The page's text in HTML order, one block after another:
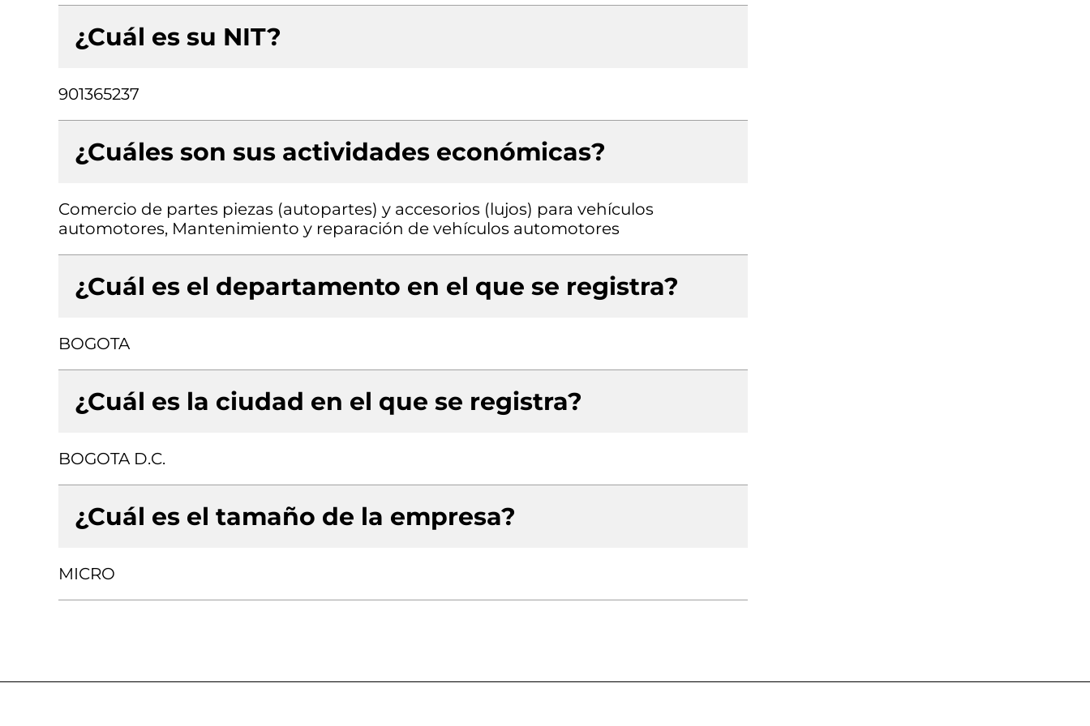
¿Cuál es su NIT?
901365237
¿Cuáles son sus actividades económicas?
Comercio de partes piezas (autopartes) y accesorios (lujos) para vehículos
automotores, Mantenimiento y reparación de vehículos automotores
¿Cuál es el departamento en el que se registra?
BOGOTA
¿Cuál es la ciudad en el que se registra?
BOGOTA D.C.
¿Cuál es el tamaño de la empresa?
MICRO